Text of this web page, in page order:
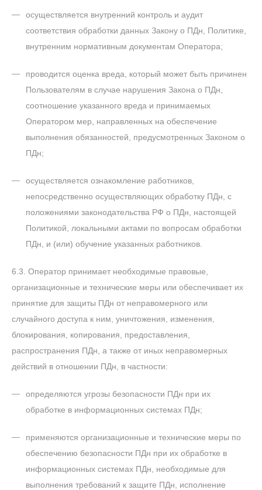
осуществляется внутренний контроль и аудит
соответствия обработки данных Закону о ПДн, Политике,
внутренним нормативным документам Оператора;
проводится оценка вреда, который может быть причинен
Пользователям в случае нарушения Закона о ПДн,
соотношение указанного вреда и принимаемых
Оператором мер, направленных на обеспечение
выполнения обязанностей, предусмотренных Законом о
ПДн;
осуществляется ознакомление работников,
непосредственно осуществляющих обработку ПДн, с
положениями законодательства РФ о ПДн, настоящей
Политикой, локальными актами по вопросам обработки
ПДн, и (или) обучение указанных работников.
6.3. Оператор принимает необходимые правовые,
организационные и технические меры или обеспечивает их
принятие для защиты ПДн от неправомерного или
случайного доступа к ним, уничтожения, изменения,
блокирования, копирования, предоставления,
распространения ПДн, а также от иных неправомерных
действий в отношении ПДн, в частности:
определяются угрозы безопасности ПДн при их
обработке в информационных системах ПДн;
применяются организационные и технические меры по
обеспечению безопасности ПДн при их обработке в
информационных системах ПДн, необходимые для
выполнения требований к защите ПДн, исполнение